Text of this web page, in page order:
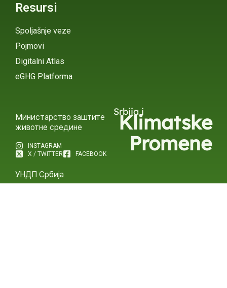
Resursi
Spoljašnje veze
Pojmovi
Digitalni Atlas
eGHG Platforma
Министарство заштите
животне средине
INSTAGRAM
X / TWITTER
FACEBOOK
УНДП Србија
Srbija i
Klimatske
Promene